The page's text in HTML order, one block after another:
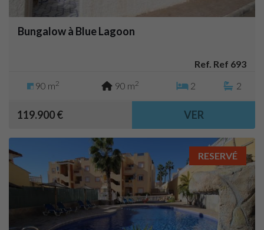
Bungalow à Blue Lagoon
Ref. Ref 693
90 m2 90 m2 2 2
119.900 € VER
RESERVÉ